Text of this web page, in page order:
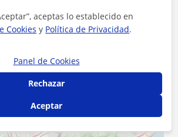
Lliçà de Vall
aceptas lo establecido en
Cookies y Política de Privacidad.
Panel de Cookies
Rechazar
Aceptar